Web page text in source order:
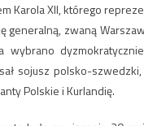
Karola XII, którego
zwaną
sojusz polsko-
Polskie i Kurlandię.